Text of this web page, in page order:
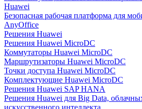
Huawei
Безопасная рабочая платформа для
AnyOffice
Решения Huawei
Решения Huawei MicroDC
Коммутаторы Huawei MicroDC
Маршрутизаторы Huawei MicroDC
Точки доступа Huawei MicroDC
Комплектующие Huawei MicroDC
Решения Huawei SAP HANA
Решения Huawei для Big Data,
искусственного интеллекта